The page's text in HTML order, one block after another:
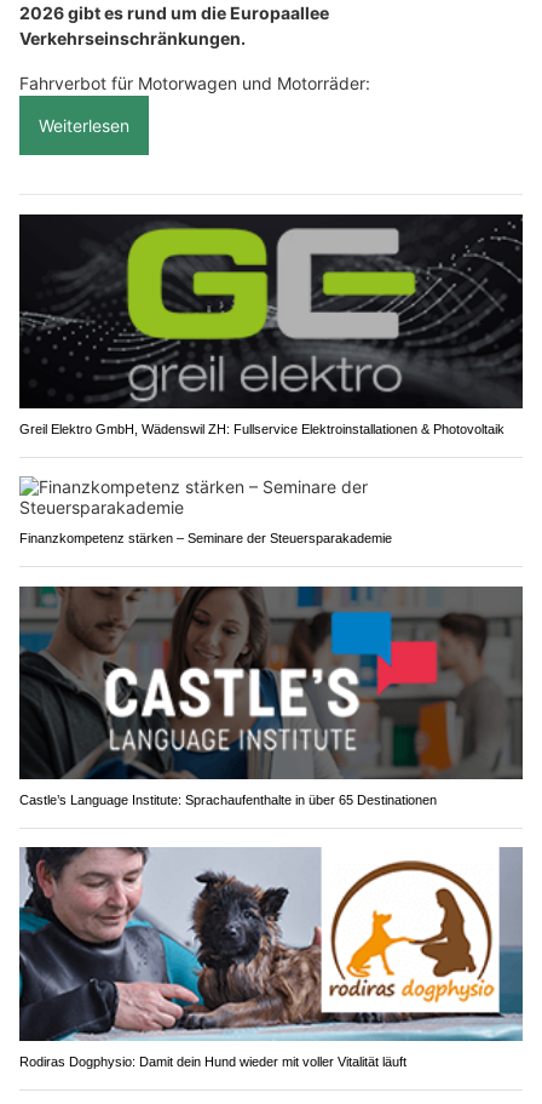
2026 gibt es rund um die Europaallee
Verkehrseinschränkungen.
Fahrverbot für Motorwagen und Motorräder:
Weiterlesen
Greil Elektro GmbH, Wädenswil ZH: Fullservice Elektroinstallationen & Photovoltaik
Finanzkompetenz stärken – Seminare der Steuersparakademie
Castle’s Language Institute: Sprachaufenthalte in über 65 Destinationen
Rodiras Dogphysio: Damit dein Hund wieder mit voller Vitalität läuft